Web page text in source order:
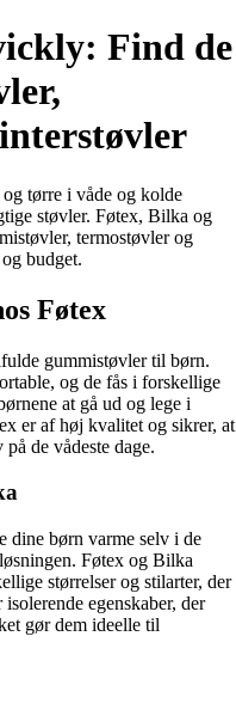
Find de
tørre i våde og kolde
støvler. Føtex, Bilka og
termostøvler og
budget.
Føtex
gummistøvler til børn.
og de fås i forskellige
at gå ud og lege i
er af høj kvalitet og sikrer, at
de vådeste dage.
dine børn varme selv i de
Føtex og Bilka
størrelser og stilarter, der
egenskaber, der
gør dem ideelle til